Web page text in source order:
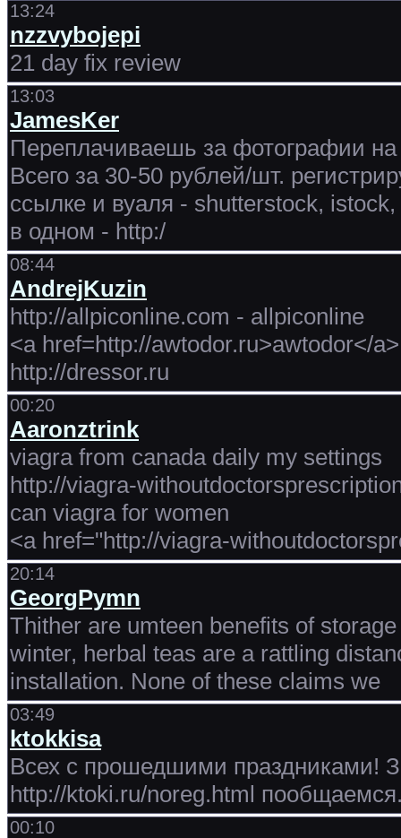
13:24
nzzvybojepi
21 day fix review
13:03
JamesKer
Переплачиваешь за фотографии на
Всего за 30-50 рублей/шт.
ссылке и вуаля - shutterstock,
в одном - http:/
08:44
AndrejKuzin
http://allpiconline.com - allpiconline
<a href=http://awtodor.ru>awtodor</a>
http://dressor.ru
00:20
Aaronztrink
viagra from canada daily my settings
http://viagra-
can viagra for women
<a href="http://viagra-
20:14
GeorgPymn
Thither are umteen benefits of
winter, herbal teas are a rattling
installation. None of these claims we
03:49
ktokkisa
Всех с прошедшими праздниками!
http://ktoki.ru/noreg.html
00:10